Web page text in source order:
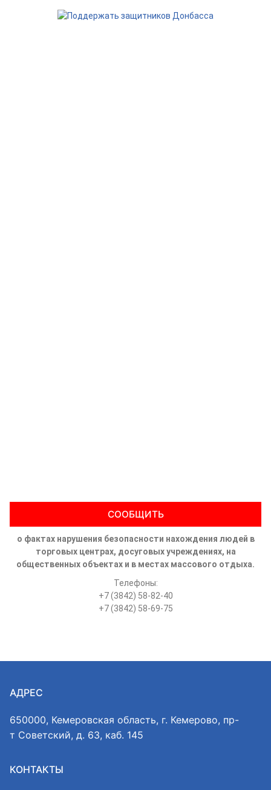
СООБЩИТЬ
о фактах нарушения безопасности нахождения людей в
торговых центрах, досуговых учреждениях, на
общественных объектах и в местах массового отдыха.
Телефоны:
+7 (3842) 58-82-40
+7 (3842) 58-69-75
АДРЕС
650000, Кемеровская область, г. Кемерово, пр-
т Советский, д. 63, каб. 145
КОНТАКТЫ